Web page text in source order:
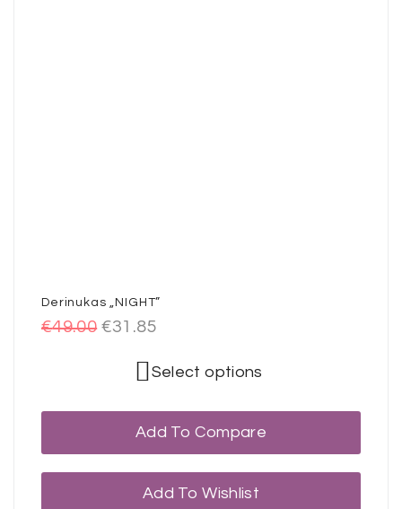
Derinukas „NIGHT”
€49.00 €31.85
Select options
Add To Compare
Add To Wishlist